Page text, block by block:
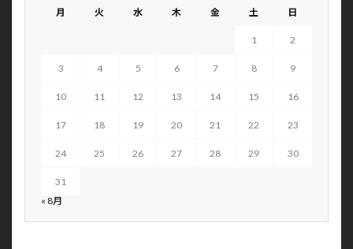
月 火 水 木 金 土 日
1 2
3 4 5 6 7 8 9
10 11 12 13 14 15 16
17 18 19 20 21 22 23
24 25 26 27 28 29 30
31
« 8月